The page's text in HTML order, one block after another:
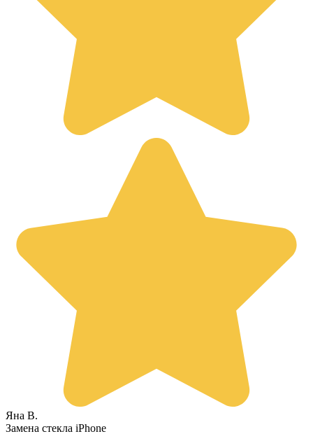
Яна В.
Замена стекла iPhone